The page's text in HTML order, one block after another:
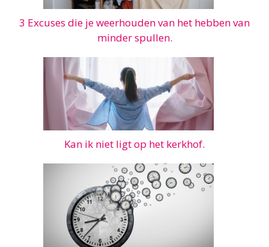
3 Excuses die je weerhouden van het hebben van
minder spullen.
Kan ik niet ligt op het kerkhof.